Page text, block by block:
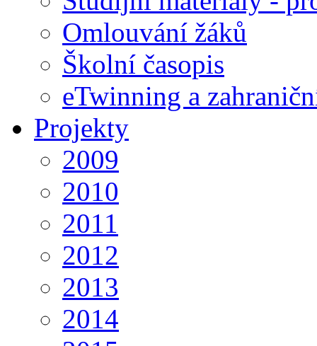
Omlouvání žáků
Školní časopis
eTwinning a
Projekty
2009
2010
2011
2012
2013
2014